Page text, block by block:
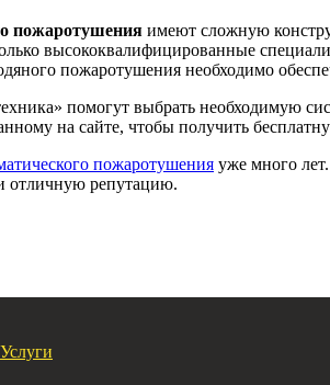
пожаротушения имеют сложную
высококвалифицированные
пожаротушения необходимо
помогут выбрать необходимую
на сайте, чтобы получить
пожаротушения уже много
отличную репутацию.
Услуги